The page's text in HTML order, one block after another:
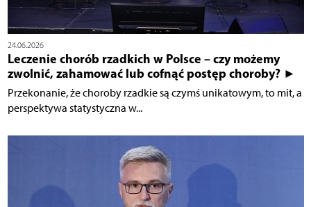
24.06.2026
Leczenie chorób rzadkich w Polsce – czy możemy
zwolnić, zahamować lub cofnąć postęp choroby? ►
Przekonanie, że choroby rzadkie są czymś unikatowym, to mit, a
perspektywa statystyczna w...